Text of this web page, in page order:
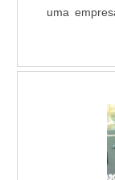
uma
preventiva
A
moto
além do